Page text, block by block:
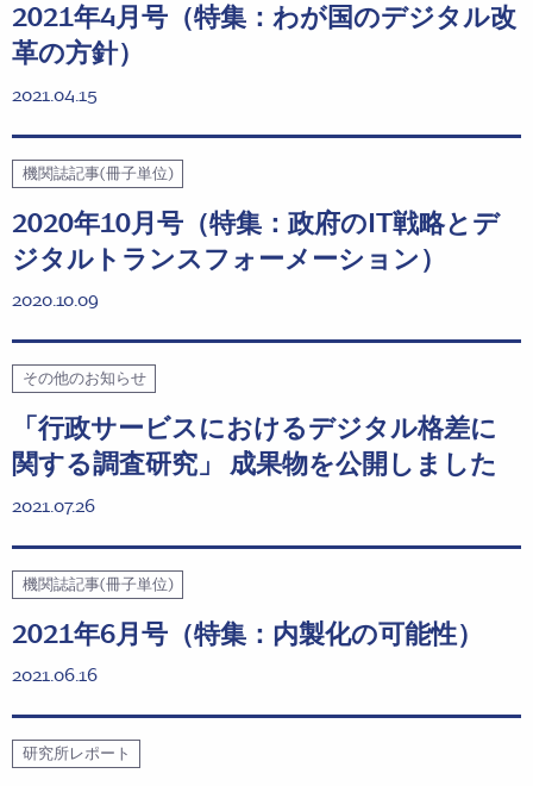
2021年4月号（特集：わが国のデジタル改
革の方針）
2021.04.15
機関誌記事(冊子単位)
2020年10月号（特集：政府のIT戦略とデ
ジタルトランスフォーメーション）
2020.10.09
その他のお知らせ
「⾏政サービスにおけるデジタル格差に
関する調査研究」 成果物を公開しました
2021.07.26
機関誌記事(冊子単位)
2021年6月号（特集：内製化の可能性）
2021.06.16
研究所レポート